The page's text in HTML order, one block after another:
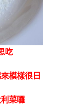
吃
模樣很日
菜囉